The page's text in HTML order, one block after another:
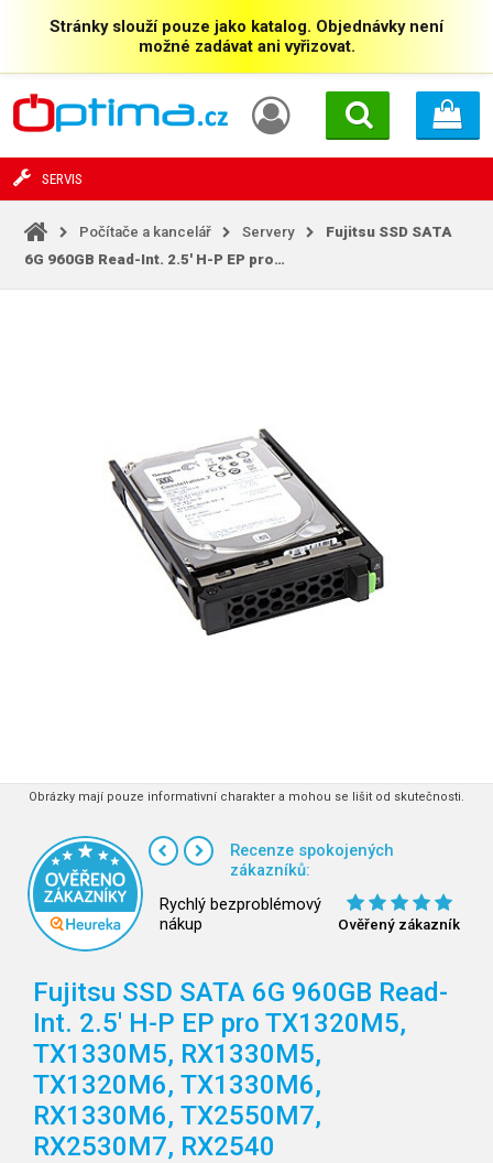
Stránky slouží pouze jako katalog. Objednávky není
možné zadávat ani vyřizovat.
SERVIS
Počítače a kancelář Servery
Fujitsu SSD SATA
6G 960GB Read-Int. 2.5' H-P EP pro…
Obrázky mají pouze informativní charakter a mohou se lišit od skutečnosti.
Recenze spokojených
zákazníků:
Rychlý bezproblémový
nákup
Ověřený zákazník
Fujitsu SSD SATA 6G 960GB Read-
Int. 2.5' H-P EP pro TX1320M5,
TX1330M5, RX1330M5,
TX1320M6, TX1330M6,
RX1330M6, TX2550M7,
RX2530M7, RX2540